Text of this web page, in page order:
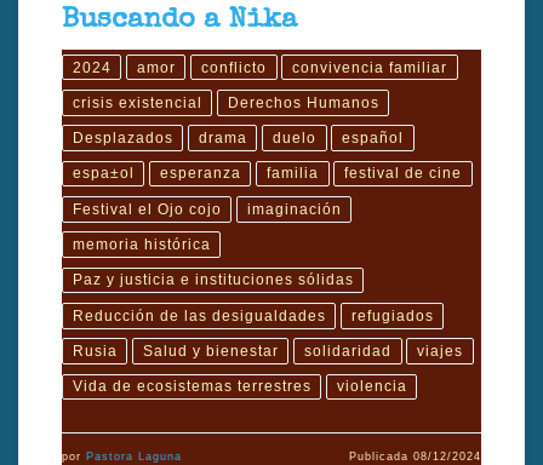
Buscando a Nika
2024 amor conflicto convivencia familiar
crisis existencial Derechos Humanos
Desplazados drama duelo español
espa±ol esperanza familia festival de cine
Festival el Ojo cojo imaginación
memoria histórica
Paz y justicia e instituciones sólidas
Reducción de las desigualdades refugiados
Rusia Salud y bienestar solidaridad viajes
Vida de ecosistemas terrestres violencia
por Pastora Laguna Publicada08/12/2024